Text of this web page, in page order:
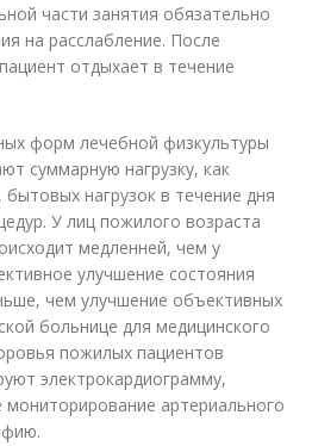
части занятия обязательно
на расслабление. После
отдыхает в течение
форм лечебной физкультуры
суммарную нагрузку, как
нагрузок в течение дня
У лиц пожилого возраста
медленней, чем у
улучшение состояния
чем улучшение объективных
больнице для медицинского
пожилых пациентов
электрокардиограмму,
артериального